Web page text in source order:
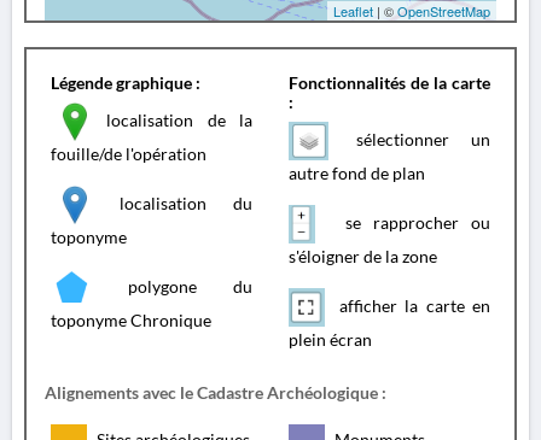
Leaflet | ©OpenStreetMap
Légende graphique :
localisation de la
fouille/de l'opération
localisation du
toponyme
polygone du
toponyme Chronique
Fonctionnalités de la carte
:
sélectionner un
autre fond de plan
se rapprocher ou
s'éloigner de la zone
afficher la carte en
plein écran
Alignements avec le Cadastre Archéologique :